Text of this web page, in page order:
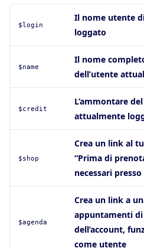
$login
Il nome utente
loggato
$name
Il nome
dell’utente
$credit
L’ammontare
attualmente
$shop
Crea un link al
“Prima di
necessari
$agenda
Crea un link a
appuntamenti
dell’account,
come utente